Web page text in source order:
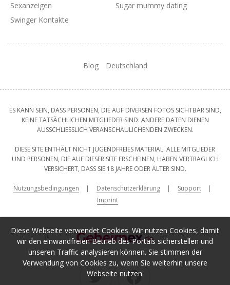
Diese Webseite verwendet Cookies. Wir nutzen Cookies, damit
wir den einwandfreien Betrieb des Portals sicherstellen und
unseren Traffic analysieren können. Sie stimmen der
Verwendung von Cookies zu, wenn Sie weiterhin unsere
Webseite nutzen.
Sexanzeigen
Sugar mummy dating
Swinger Kontakte
Blog Deutschland
ES KANN SEIN, DASS PERSONEN, DIE AUF DIVERSEN FOTOS SICHTBAR SIND,
KEINE TATSÄCHLICHEN MITGLIEDER SIND. ANDERE DATEN DIENEN
AUSSCHLIESSLICH VERANSCHAULICHENDEN ZWECKEN.
DIESE SITE ENTHÄLT NICHT JUGENDFREIES MATERIAL. ALLE MITGLIEDER
UND PERSONEN, DIE AUF DIESER SITE ERSCHEINEN, HABEN VERTRAGLICH
VERSICHERT, DASS SIE 18 JAHRE ODER ÄLTER SIND.
Nutzungsbedingungen Datenschutzerklärung
Support
Imprint